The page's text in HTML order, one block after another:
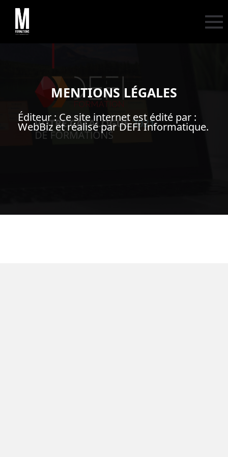
MENTIONS LÉGALES
Éditeur : Ce site internet est édité par :
WebBiz et réalisé par DEFI Informatique.